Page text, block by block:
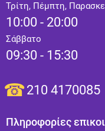
Τρίτη, Πέμπτη,
10:00 - 20:00
Σάββατο
09:30 - 15:30
210 4170085
Πληροφορίες